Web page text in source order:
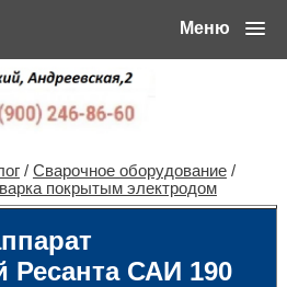
Меню
/ Сварочное оборудование/
покрытым электродом
Ресанта САИ 190